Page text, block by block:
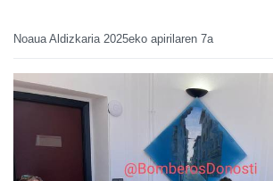
Noaua Aldizkaria 2025eko apirilaren 7a